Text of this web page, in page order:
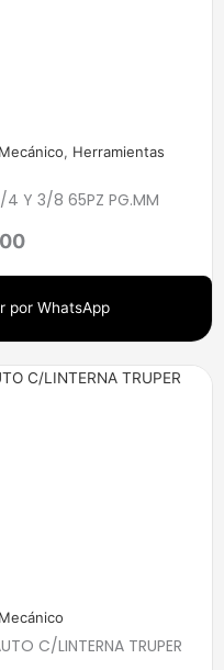
, Herramientas
4 Y 3/8 65PZ PG.MM
por WhatsApp
C/LINTERNA TRUPER